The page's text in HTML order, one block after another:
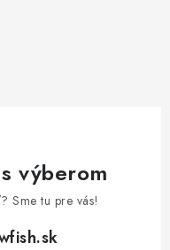
výberom
Sme tu pre vás!